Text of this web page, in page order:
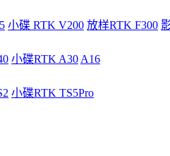
小碟 RTK V200 放样RTK F300
小碟RTK A30 A16
小碟RTK TS5Pro